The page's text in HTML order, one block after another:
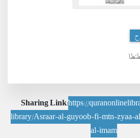
Sharing Link:https://
library/Asraar-al-guyoob-fi-mtn-zyaa-
al-imam